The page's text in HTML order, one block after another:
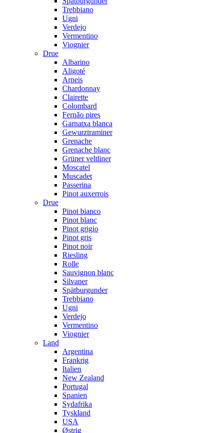
Trebbiano
Ugni
Verdejo
Vermentino
Viognier
Drue
Albarino
Aligoté
Arneis
Chardonnay
Clairette
Colombard
Fernão pires
Garnatxa blanca
Gewurztraminer
Grenache
Grenache blanc
Grüner veltliner
Moscatel
Muscadet
Passerina
Pinot auxerrois
Drue
Pinot bianco
Pinot blanc
Pinot grigio
Pinot gris
Pinot noir
Riesling
Rolle
Sauvignon blanc
Silvaner
Spätburgunder
Trebbiano
Ugni
Verdejo
Vermentino
Viognier
Land
Argentina
Frankrig
Italien
New Zealand
Portugal
Spanien
Sydafrika
Tyskland
USA
Østrig